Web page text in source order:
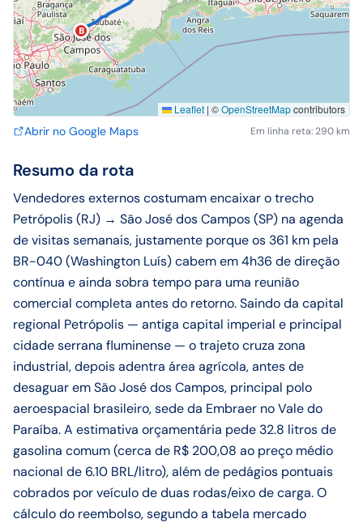
B
Leaflet | ©OpenStreetMapcontributors
Abrir no Google Maps Em linha reta: 290 km
Resumo da rota
Vendedores externos costumam encaixar o trecho
Petrópolis (RJ) → São José dos Campos (SP) na agenda
de visitas semanais, justamente porque os 361 km pela
BR-040 (Washington Luís) cabem em 4h36 de direção
contínua e ainda sobra tempo para uma reunião
comercial completa antes do retorno. Saindo da capital
regional Petrópolis — antiga capital imperial e principal
cidade serrana fluminense — o trajeto cruza zona
industrial, depois adentra área agrícola, antes de
desaguar em São José dos Campos, principal polo
aeroespacial brasileiro, sede da Embraer no Vale do
Paraíba. A estimativa orçamentária pede 32.8 litros de
gasolina comum (cerca de R$ 200,08 ao preço médio
nacional de 6.10 BRL/litro), além de pedágios pontuais
cobrados por veículo de duas rodas/eixo de carga. O
cálculo do reembolso, segundo a tabela mercado